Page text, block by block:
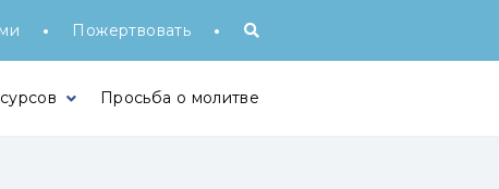
• Пожертвовать •
Просьба о молитве